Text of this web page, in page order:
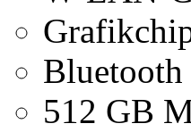
Bluetooth
512 GB